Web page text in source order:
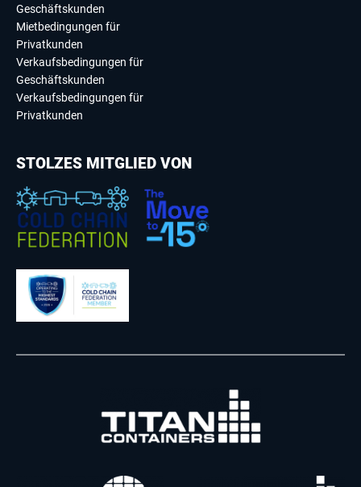
Geschäftskunden
Mietbedingungen für
Privatkunden
Verkaufsbedingungen für
Geschäftskunden
Verkaufsbedingungen für
Privatkunden
STOLZES MITGLIED VON